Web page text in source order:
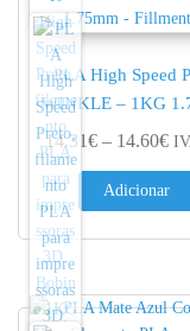
PLA High Speed
WINKLE – 1KG
14.31€ – 14.60€
Adicionar